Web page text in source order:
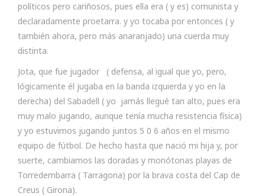
políticos pero cariñosos, pues ella era ( y es) comunista y
declaradamente proetarra. y yo tocaba por entonces ( y
también ahora, pero más anaranjado) una cuerda muy
distinta.
Jota, que fue jugador ( defensa, al igual que yo, pero,
lógicamente él jugaba en la banda izquierda y yo en la
derecha) del Sabadell ( yo jamás llegué tan alto, pues era
muy malo jugando, aunque tenía mucha resistencia física)
y yo estuvimos jugando juntos 5 0 6 años en el mismo
equipo de fútbol. De hecho hasta que nació mi hija y, por
suerte, cambiamos las doradas y monótonas playas de
Torredembarra ( Tarragona) por la brava costa del Cap de
Creus ( Girona).